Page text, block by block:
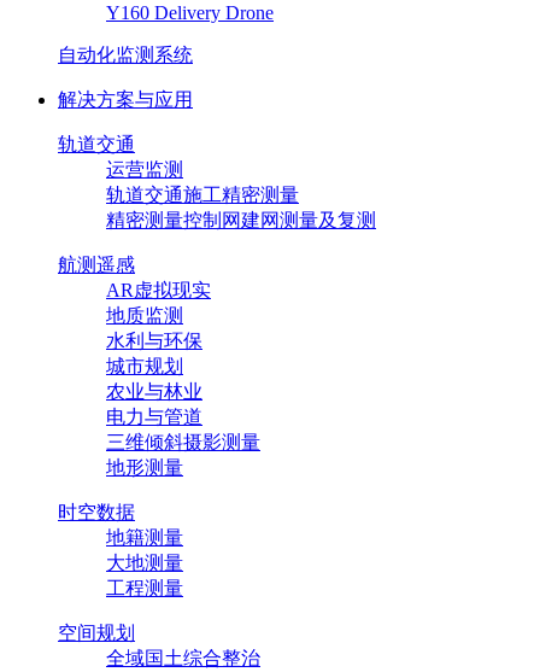
Y160 Delivery Drone
自动化监测系统
解决方案与应用
轨道交通
运营监测
轨道交通施工精密测量
精密测量控制网建网测量及复测
航测遥感
AR虚拟现实
地质监测
水利与环保
城市规划
农业与林业
电力与管道
三维倾斜摄影测量
地形测量
时空数据
地籍测量
大地测量
工程测量
空间规划
全域国土综合整治